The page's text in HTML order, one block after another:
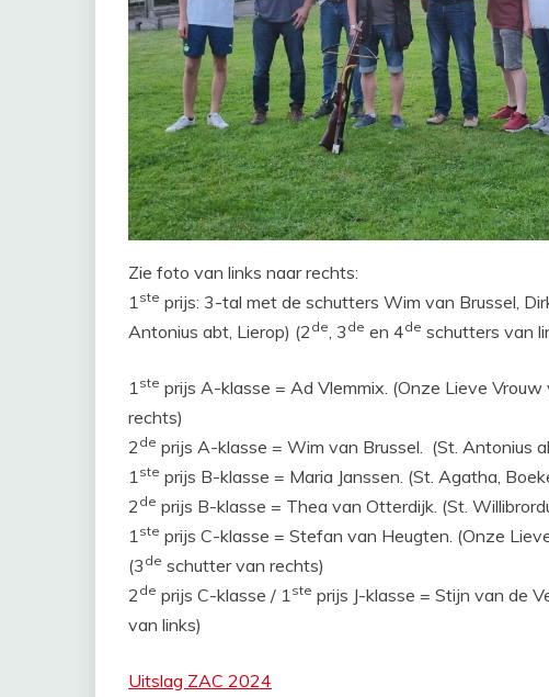
Zie foto van links naar rechts:
1ste prijs: 3-tal met de schutters Wim van Brussel,
Antonius abt, Lierop) (2 de, 3 de en 4de schutters van
1ste prijs A-klasse = Ad Vlemmix. (Onze Lieve
rechts)
2 de prijs A-klasse = Wim van Brussel. (St. Antonius
1ste prijs B-klasse = Maria Janssen. (St. Agatha,
2 de prijs B-klasse = Thea van Otterdijk. (St.
1ste prijs C-klasse = Stefan van Heugten. (Onze
(3 de schutter van rechts)
2 de prijs C-klasse / 1ste prijs J-klasse = Stijn van de
van links)
Uitslag ZAC 2024